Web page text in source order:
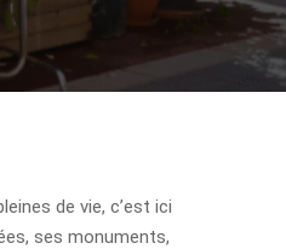
de vie, c’est ici
ses monuments,